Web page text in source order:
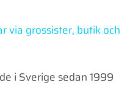
via grossister, butik och
i Sverige sedan 1999